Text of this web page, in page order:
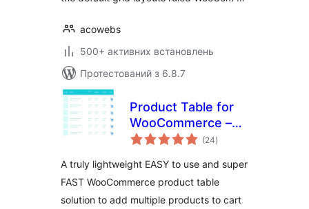
acowebs
500+ активних встановлень
Протестований з 6.8.7
Product Table for
WooCommerce –
Add Multiple(24загальний
рейтинг
)
A truly lightweight EASY to use and super
FAST WooCommerce product table
solution to add multiple products to cart